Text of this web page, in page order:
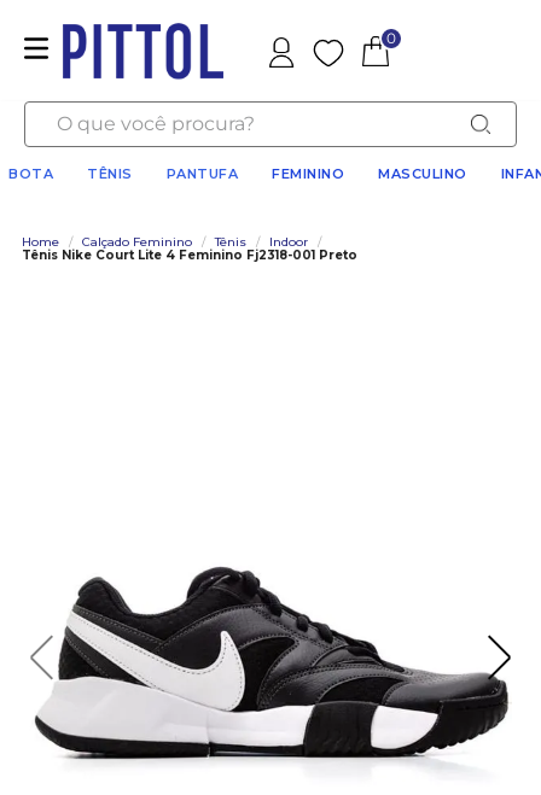
Favoritos
0
O que você procura?
BOTA TÊNIS PANTUFA FEMININO MASCULINO
Home / Calçado Feminino / Tênis / Indoor
/
Tênis Nike Court Lite 4 Feminino Fj2318-001 Preto